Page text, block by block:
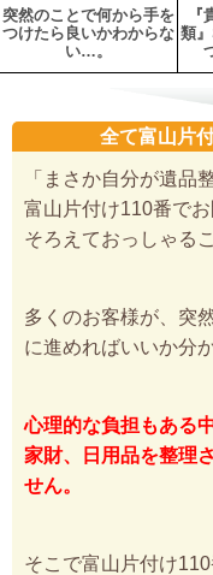
突然のことで何から手を
つけたら良いかわからな
い…。
類
全て富山片
「まさか自分が遺品
富山片付け110番で
そろえておっしゃる
多くのお客様が、突
に進めればいいか分
心理的な負担もある
家財、日用品を整理
せん。
そこで富山片付け